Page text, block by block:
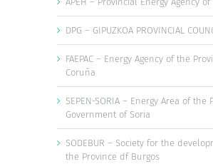
DPG – GIPUZKOA PROVINCIAL
FAEPAC – Energy Agency of the
Coruña
SEPEN-SORIA – Energy Area of the
Government of Soria
SODEBUR – Society for the
the Province df Burgos